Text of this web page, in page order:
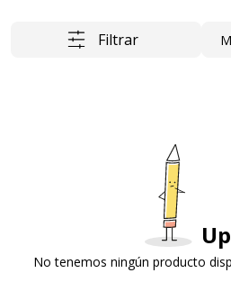
Filtrar
No tenemos ningún producto